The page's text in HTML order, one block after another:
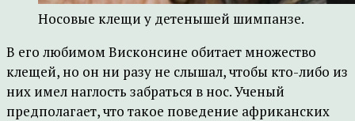
Носовые клещи у детенышей шимпанзе.
В его любимом Висконсине обитает множество
клещей, но он ни разу не слышал, чтобы кто-либо из
них имел наглость забраться в нос. Ученый
предполагает, что такое поведение африканских